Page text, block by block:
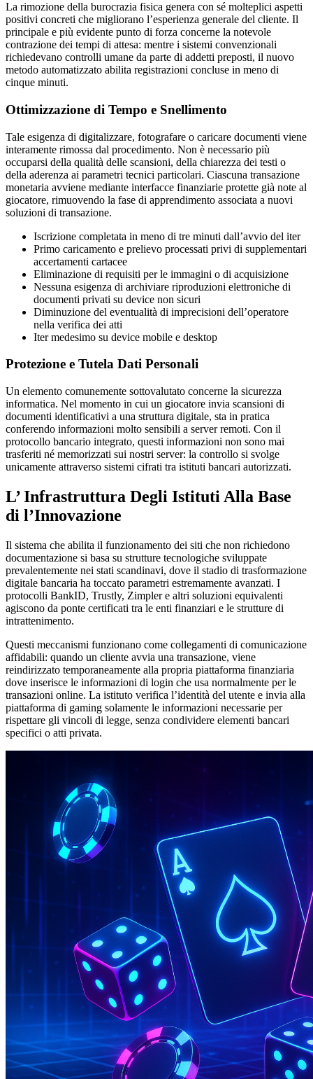
La rimozione della burocrazia fisica genera con sé molteplici aspetti
positivi concreti che migliorano l’esperienza generale del cliente. Il
principale e più evidente punto di forza concerne la notevole
contrazione dei tempi di attesa: mentre i sistemi convenzionali
richiedevano controlli umane da parte di addetti preposti, il nuovo
metodo automatizzato abilita registrazioni concluse in meno di
cinque minuti.
Ottimizzazione di Tempo e Snellimento
Tale esigenza di digitalizzare, fotografare o caricare documenti viene
interamente rimossa dal procedimento. Non è necessario più
occuparsi della qualità delle scansioni, della chiarezza dei testi o
della aderenza ai parametri tecnici particolari. Ciascuna transazione
monetaria avviene mediante interfacce finanziarie protette già note al
giocatore, rimuovendo la fase di apprendimento associata a nuovi
soluzioni di transazione.
Iscrizione completata in meno di tre minuti dall’avvio del iter
Primo caricamento e prelievo processati privi di supplementari
accertamenti cartacee
Eliminazione di requisiti per le immagini o di acquisizione
Nessuna esigenza di archiviare riproduzioni elettroniche di
documenti privati su device non sicuri
Diminuzione del eventualità di imprecisioni dell’operatore
nella verifica dei atti
Iter medesimo su device mobile e desktop
Protezione e Tutela Dati Personali
Un elemento comunemente sottovalutato concerne la sicurezza
informatica. Nel momento in cui un giocatore invia scansioni di
documenti identificativi a una struttura digitale, sta in pratica
conferendo informazioni molto sensibili a server remoti. Con il
protocollo bancario integrato, questi informazioni non sono mai
trasferiti né memorizzati sui nostri server: la controllo si svolge
unicamente attraverso sistemi cifrati tra istituti bancari autorizzati.
L’ Infrastruttura Degli Istituti Alla Base
di l’Innovazione
Il sistema che abilita il funzionamento dei siti che non richiedono
documentazione si basa su strutture tecnologiche sviluppate
prevalentemente nei stati scandinavi, dove il stadio di trasformazione
digitale bancaria ha toccato parametri estremamente avanzati. I
protocolli BankID, Trustly, Zimpler e altri soluzioni equivalenti
agiscono da ponte certificati tra le enti finanziari e le strutture di
intrattenimento.
Questi meccanismi funzionano come collegamenti di comunicazione
affidabili: quando un cliente avvia una transazione, viene
reindirizzato temporaneamente alla propria piattaforma finanziaria
dove inserisce le informazioni di login che usa normalmente per le
transazioni online. La istituto verifica l’identità del utente e invia alla
piattaforma di gaming solamente le informazioni necessarie per
rispettare gli vincoli di legge, senza condividere elementi bancari
specifici o atti privata.